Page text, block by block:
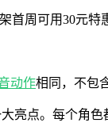
首周可用30元
动作相同，不包
亮点。每个角